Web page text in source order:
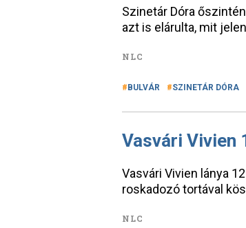
Szinetár Dóra
azt is elárulta, mit
NLC
BULVÁR SZINETÁR DÓRA
Vasvári Vivien
Vasvári Vivien lánya
roskadozó tortával
NLC